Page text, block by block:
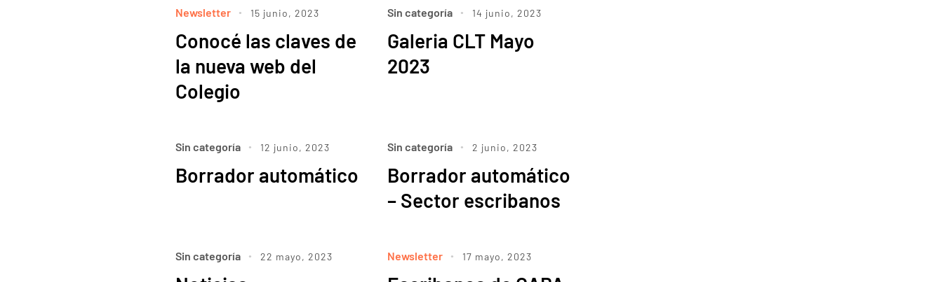
Newsletter 15 junio, 2023
Conocé las claves de
la nueva web del
Colegio
Sin categoría 14 junio, 2023
Galeria CLT Mayo
2023
Sin categoría 12 junio, 2023
Borrador automático
Sin categoría 2 junio, 2023
Borrador automático
– Sector escribanos
Sin categoría 22 mayo, 2023 Newsletter 17 mayo, 2023